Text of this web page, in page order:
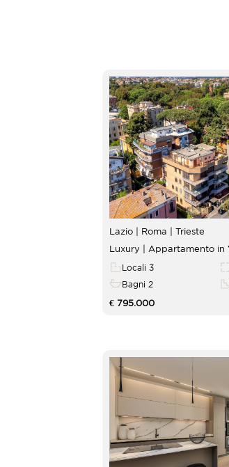
Trieste
Luxury | Appartamento in
Locali 3
Bagni 2
€ 795.000